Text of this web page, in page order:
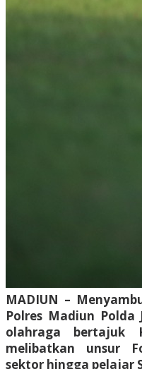
MADIUN –
Polres Madiun
olahraga bertajuk
melibatkan unsur
sektor hingga pelajar